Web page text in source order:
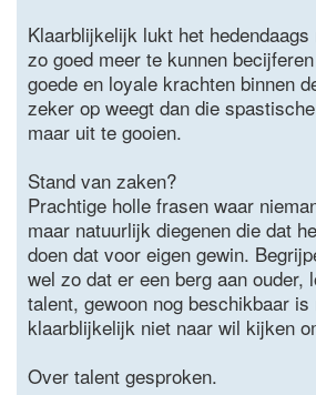
Klaarblijkelijk lukt het
zo goed meer te kunnen
goede en loyale krachten binnen
zeker op weegt dan die
maar uit te gooien.
Stand van zaken?
Prachtige holle frasen waar
maar natuurlijk diegenen die dat
doen dat voor eigen gewin.
wel zo dat er een berg aan ouder,
talent, gewoon nog beschikbaar
klaarblijkelijk niet naar wil kijken
Over talent gesproken.